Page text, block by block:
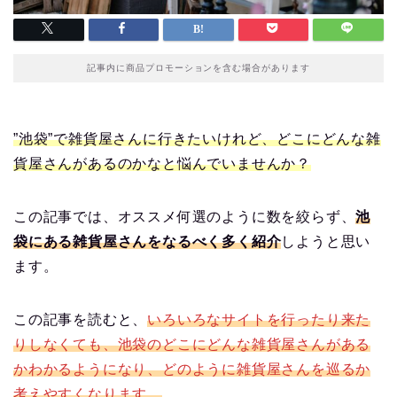
記事内に商品プロモーションを含む場合があります
”池袋”で雑貨屋さんに行きたいけれど、どこにどんな雑
貨屋さんがあるのかなと悩んでいませんか？
この記事では、オススメ何選のように数を絞らず、池
袋にある雑貨屋さんをなるべく多く紹介しようと思い
ます。
この記事を読むと、いろいろなサイトを行ったり来た
りしなくても、池袋のどこにどんな雑貨屋さんがある
かわかるようになり、どのように雑貨屋さんを巡るか